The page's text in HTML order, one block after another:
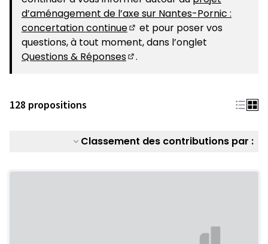
d’aménagement de l’axe sur Nantes-Pornic :
concertation continue
(S'ouvre dans un nouvel
et pour poser vos
questions, à tout moment, dans l’onglet
Questions & Réponses
.
128 propositions
Classement des contributions par :